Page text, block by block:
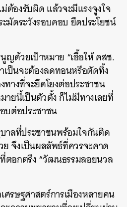
ต้องรับผิด แล้วจะมีแรงจูงใจ
ะมัดระวังรอบคอบ ยึดประโยชน์
ญด้วยเป้าหมาย “เอื้อให้ คสช.
ป็นจะต้องลดทอนหรือตัดทิ้ง
างที่จะยึดโยงต่อประชาชน
ายนี้เป็นตัวตั้ง ก็ไม่มีทางเลยที่
บต่อประชาชน
าลที่ประชาชนพร้อมใจกันติด
ย จึงเป็นผลลัพธ์ที่ควรจะคาด
ตอกตรึง “วัฒนธรรมลอยนวล
รษฐศาสตร์การเมืองหลายคน